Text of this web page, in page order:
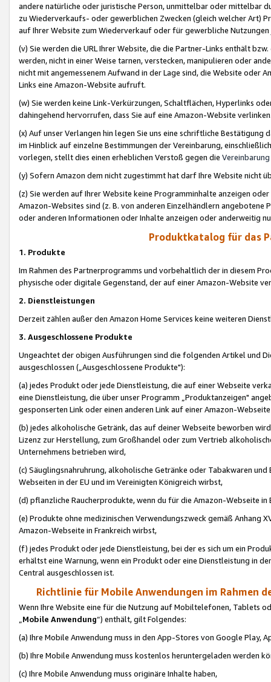
andere natürliche oder juristische Person, unmittelbar oder mittelbar
zu Wiederverkaufs- oder gewerblichen Zwecken (gleich welcher Art)
auf Ihrer Website zum Wiederverkauf oder für gewerbliche
(v) Sie werden die URL Ihrer Website, die die Partner-Links enthält
werden, nicht in einer Weise tarnen, verstecken, manipulieren oder
nicht mit angemessenem Aufwand in der Lage sind, die Website oder
Links eine Amazon-Website aufruft.
(w) Sie werden keine Link-Verkürzungen, Schaltflächen, Hyperlinks
dahingehend hervorrufen, dass Sie auf eine Amazon-Website
(x) Auf unser Verlangen hin legen Sie uns eine schriftliche
im Hinblick auf einzelne Bestimmungen der Vereinbarung,
vorlegen, stellt dies einen erheblichen Verstoß gegen die Vereinbarung
(y) Sofern Amazon dem nicht zugestimmt hat darf Ihre Website nicht
(z) Sie werden auf Ihrer Website keine Programminhalte anzeigen
Amazon-Websites sind (z. B. von anderen Einzelhändlern
oder anderen Informationen oder Inhalte anzeigen oder anderweitig
Produktkatalog für das
1. Produkte
Im Rahmen des Partnerprogramms und vorbehaltlich der in diesem
physische oder digitale Gegenstand, der auf einer Amazon-Website
2. Dienstleistungen
Derzeit zählen außer den Amazon Home Services keine weiteren
3. Ausgeschlossene Produkte
Ungeachtet der obigen Ausführungen sind die folgenden Artikel und
ausgeschlossen („Ausgeschlossene Produkte"):
(a) jedes Produkt oder jede Dienstleistung, die auf einer Webseite
eine Dienstleistung, die über unser Programm „Produktanzeigen"
gesponserten Link oder einen anderen Link auf einer Amazon-
(b) jedes alkoholische Getränk, das auf deiner Webseite beworben
Lizenz zur Herstellung, zum Großhandel oder zum Vertrieb
Unternehmens betrieben wird,
(c) Säuglingsnahruhrung, alkoholische Getränke oder Tabakwaren
Webseiten in der EU und im Vereinigten Königreich wirbst,
(d) pflanzliche Raucherprodukte, wenn du für die Amazon-Webseite in
(e) Produkte ohne medizinischen Verwendungszweck gemäß Anhang
Amazon-Webseite in Frankreich wirbst,
(f) jedes Produkt oder jede Dienstleistung, bei der es sich um ein
erhältst eine Warnung, wenn ein Produkt oder eine Dienstleistung in
Central ausgeschlossen ist.
Richtlinie für Mobile Anwendungen im Rahmen
Wenn Ihre Website eine für die Nutzung auf Mobiltelefonen, Tablets
„Mobile Anwendung“) enthält, gilt Folgendes:
(a) Ihre Mobile Anwendung muss in den App-Stores von Google Play,
(b) Ihre Mobile Anwendung muss kostenlos heruntergeladen werden
(c) Ihre Mobile Anwendung muss originäre Inhalte haben,